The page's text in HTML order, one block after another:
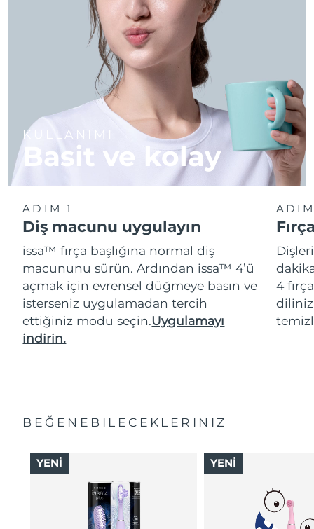
KULLANIMI
Basit ve kolay
ADIM 1
Diş macunu uygulayın
issa™ fırça başlığına normal diş
macununu sürün. Ardından issa™ 4’ü
açmak için evrensel düğmeye basın ve
isterseniz uygulamadan tercih
ettiğiniz modu seçin.Uygulamayı
indirin.
4
BEĞENEBILECEKLERINIZ
YENİ YENİ